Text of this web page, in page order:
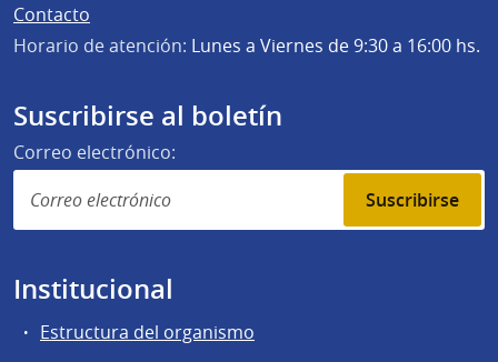
Contacto
Horario de atención: Lunes a Viernes de 9:30 a 16:00 hs.
Suscribirse al boletín
Correo electrónico:
Suscribirse
Institucional
Estructura del organismo